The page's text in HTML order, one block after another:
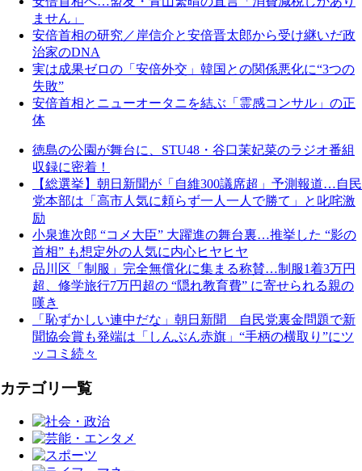
ません」
安倍首相の研究／岸信介と安倍晋太郎から受け継いだ政
治家のDNA
実は成果ゼロの「安倍外交」韓国との関係悪化に“3つの
失敗”
安倍首相とニューオータニを結ぶ「霊感コンサル」の正
体
徳島の公園が舞台に、STU48・谷口茉妃菜のラジオ番組
収録に密着！
【総選挙】朝日新聞が「自維300議席超」予測報道…自民
党本部は「高市人気に頼らず一人一人で勝て」と叱咤激
励
小泉進次郎 “コメ大臣” 大躍進の舞台裏…推挙した “影の
首相” も想定外の人気に内心ヒヤヒヤ
品川区「制服」完全無償化に集まる称賛…制服1着3万円
超、修学旅行7万円超の “隠れ教育費” に寄せられる親の
嘆き
「恥ずかしい連中だな」朝日新聞 自民党裏金問題で新
聞協会賞も発端は「しんぶん赤旗」“手柄の横取り”にツ
ッコミ続々
カテゴリ一覧